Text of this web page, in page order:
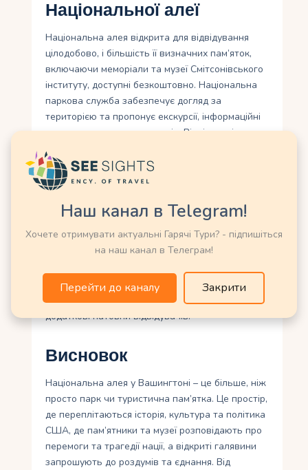
Національної алеї
Національна алея відкрита для відвідування
цілодобово, і більшість її визначних пам’яток,
включаючи меморіали та музеї Смітсонівського
інституту, доступні безкоштовно. Національна
паркова служба забезпечує догляд за
територією та пропонує екскурсії, інформаційні
центри та карти для туристів. Відвідувачі
можуть досліджувати алею пішки, велосипедом
або за допомогою туристичних автобусів.
Особливо вражаючим є відвідування алеї у
різний час доби. Вдень вона наповнена
туристами та місцевими жителями, що
насолоджуються парком, а ввечері
підсвічування меморіалів та відображення в
басейні Reflecting Pool створюють чарівну
атмосферу. Навесні алея потопає у цвіті сакури,
подарованої Японією у 1912 році, що приваблює
додаткові натовпи відвідувачів.
Висновок
Національна алея у Вашингтоні – це більше, ніж
просто парк чи туристична пам’ятка. Це простір,
де переплітаються історія, культура та політика
США, де пам’ятники та музеї розповідають про
перемоги та трагедії нації, а відкриті галявини
запрошують до роздумів та єднання. Від
Наш канал в Telegram!
Хочете отримувати актуальні Гарячі Тури? - підпишіться
на наш канал в Телеграм!
Перейти до каналу Закрити